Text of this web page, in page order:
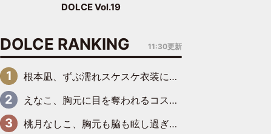
DOLCE Vol.19
DOLCE RANKING 11:30更新
根本凪、ずぶ濡れスケスケ衣装にドキッ「表情が良過ぎる」「ねもちゃんの眼差しにドキドキが止まらない」
えなこ、胸元に目を奪われるコスプレ水着姿で魅了「群を抜く美しさと華やかさ」「えなこりんの千咲は破壊力がスゴい」
桃月なしこ、胸元も脇も眩し過ぎるランジェリー＆ビキニ姿を披露「なしこたそ最強」「セクシーでゴージャスで大きなボリューム」